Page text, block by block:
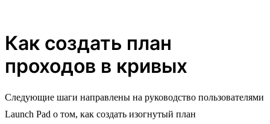
Как создать план
проходов в кривых
Следующие шаги направлены на руководство пользователями
Launch Pad о том, как создать изогнутый план